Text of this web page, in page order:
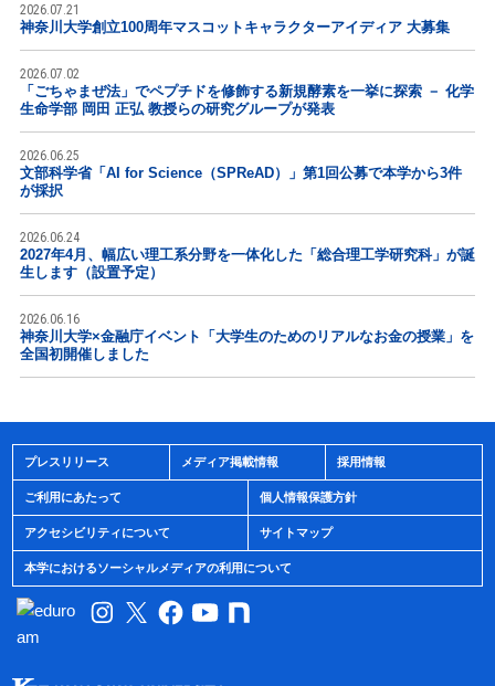
2026.07.21
神奈川大学創立100周年マスコットキャラクターアイディア 大募集
2026.07.02
「ごちゃまぜ法」でペプチドを修飾する新規酵素を一挙に探索 － 化学
生命学部 岡田 正弘 教授らの研究グループが発表
2026.06.25
文部科学省「AI for Science（SPReAD）」第1回公募で本学から3件
が採択
2026.06.24
2027年4月、幅広い理工系分野を一体化した「総合理工学研究科」が誕
生します（設置予定）
2026.06.16
神奈川大学×金融庁イベント「大学生のためのリアルなお金の授業」を
全国初開催しました
プレスリリース メディア掲載情報 採用情報
ご利用にあたって 個人情報保護方針
アクセシビリティについて サイトマップ
本学におけるソーシャルメディアの利用について